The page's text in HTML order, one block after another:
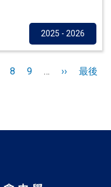
2025 - 2026
頁
8
頁
9 …
下
››
Last
最後